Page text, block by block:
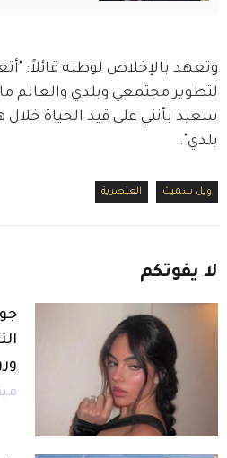
وتعهد بالإخلاص لوطنه قائلاً:
لتطوير مجتمعي وبلدي والعالم
سعيد بأنني على قيد الحياة خلال
بلدي".
ويل سميث العنصرية
لا يفوتكم